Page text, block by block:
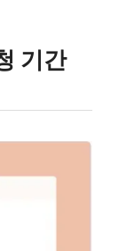
기간